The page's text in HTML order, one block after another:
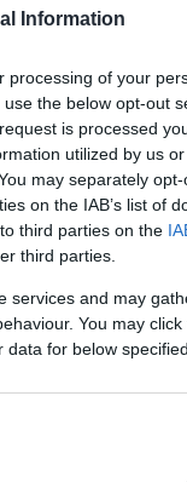
Information
processing of your
the below opt-out
is processed
utilized by us
may separately
on the IAB’s list of
third parties on the
third parties.
services and may
You may
for below